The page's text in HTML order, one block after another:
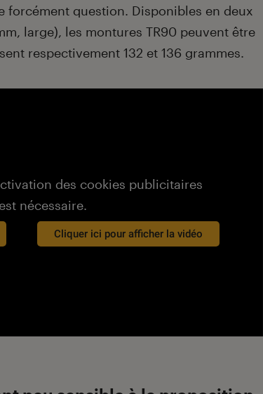
forcément question. Disponibles en deux
large), les montures TR90 peuvent être
respectivement 132 et 136 grammes.
des cookies publicitaires
est nécessaire.
Cliquer ici pour afficher la vidéo